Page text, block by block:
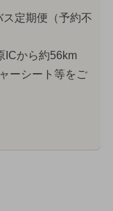
ス定期便（予約不
ICから約56km
ーシート等をご